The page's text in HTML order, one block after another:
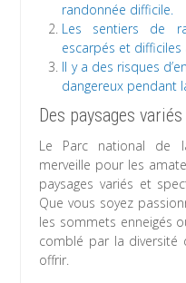
randonnée difficile.
Les sentiers de
escarpés et difficiles
Il y a des risques
dangereux pendant
Des paysages
Le Parc national de
merveille pour les
paysages variés et
Que vous soyez
les sommets enneigés
comblé par la diversité
offrir.